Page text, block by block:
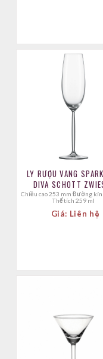
LY RƯỢU VANG
DIVA SCHOTT
Chiều cao 253 mm Đường kính 72 mm
Thể tích 259 ml
Giá: Liên hệ